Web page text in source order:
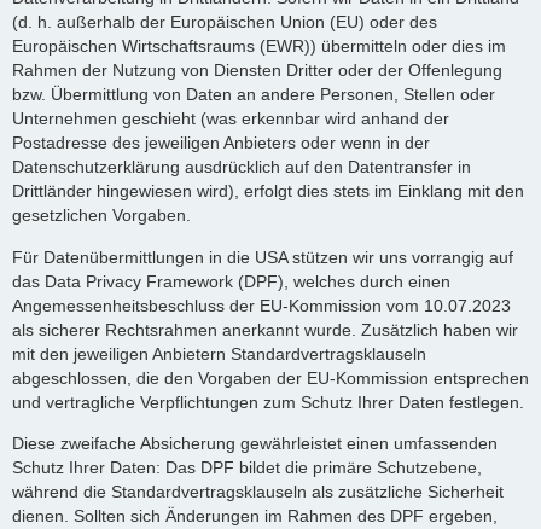
(d. h. außerhalb der Europäischen Union (EU) oder des
Europäischen Wirtschaftsraums (EWR)) übermitteln oder dies im
Rahmen der Nutzung von Diensten Dritter oder der Offenlegung
bzw. Übermittlung von Daten an andere Personen, Stellen oder
Unternehmen geschieht (was erkennbar wird anhand der
Postadresse des jeweiligen Anbieters oder wenn in der
Datenschutzerklärung ausdrücklich auf den Datentransfer in
Drittländer hingewiesen wird), erfolgt dies stets im Einklang mit den
gesetzlichen Vorgaben.
Für Datenübermittlungen in die USA stützen wir uns vorrangig auf
das Data Privacy Framework (DPF), welches durch einen
Angemessenheitsbeschluss der EU-Kommission vom 10.07.2023
als sicherer Rechtsrahmen anerkannt wurde. Zusätzlich haben wir
mit den jeweiligen Anbietern Standardvertragsklauseln
abgeschlossen, die den Vorgaben der EU-Kommission entsprechen
und vertragliche Verpflichtungen zum Schutz Ihrer Daten festlegen.
Diese zweifache Absicherung gewährleistet einen umfassenden
Schutz Ihrer Daten: Das DPF bildet die primäre Schutzebene,
während die Standardvertragsklauseln als zusätzliche Sicherheit
dienen. Sollten sich Änderungen im Rahmen des DPF ergeben,